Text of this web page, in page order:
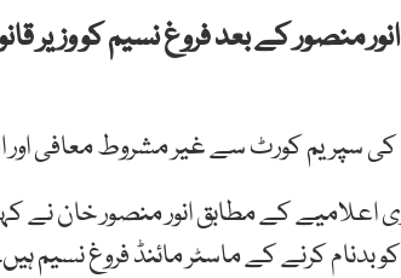
انور منصور کے بعد فروغ نسیم کو
کی سپریم کورٹ سے غیر مشروط معافی
کے مطابق انور منصور خان نے
کرنے کے ماسٹر مائنڈ فروغ نسیم